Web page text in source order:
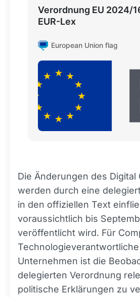
Verordnung EU 2024/
EUR-Lex
European Union flag
Die Änderungen des Digital
werden durch eine
in den offiziellen Text
voraussichtlich bis
veröffentlicht wird. Für
Unternehmen ist die
delegierten Verordnung
politische Erklärungen zu